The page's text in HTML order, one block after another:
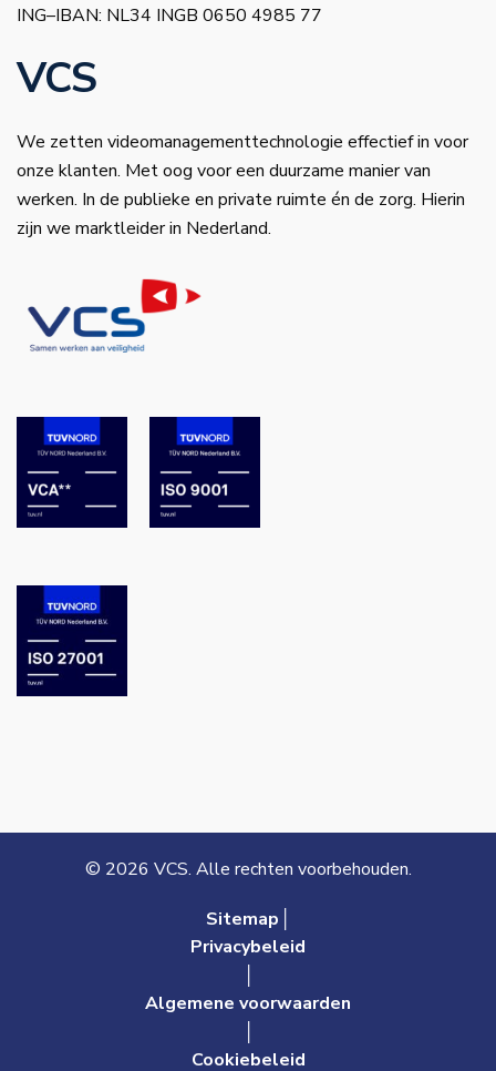
ING–IBAN: NL34 INGB 0650 4985 77
VCS
We zetten videomanagementtechnologie effectief in voor
onze klanten. Met oog voor een duurzame manier van
werken. In de publieke en private ruimte én de zorg. Hierin
zijn we marktleider in Nederland.
© 2026 VCS. Alle rechten voorbehouden.
Sitemap│
Privacybeleid
Algemene voorwaarden
Cookiebeleid